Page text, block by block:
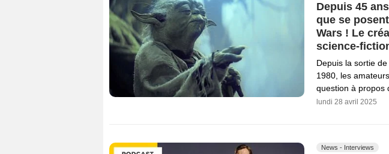
Depuis 45
que se
Wars ! Le
science-
Depuis la sortie
1980, les
question à propos
lundi 28 avril 2025
News - Interviews